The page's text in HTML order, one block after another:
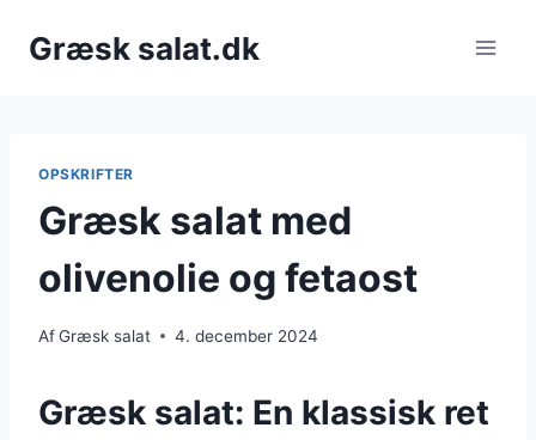
Græsk salat.dk
OPSKRIFTER
Græsk salat med
olivenolie og fetaost
AfGræsk salat 4. december 2024
Græsk salat: En klassisk ret